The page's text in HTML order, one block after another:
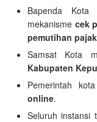
Bapenda Kota
mekanisme cek
pemutihan
Samsat Kota
Kabupaten
Pemerintah
online.
Seluruh instansi